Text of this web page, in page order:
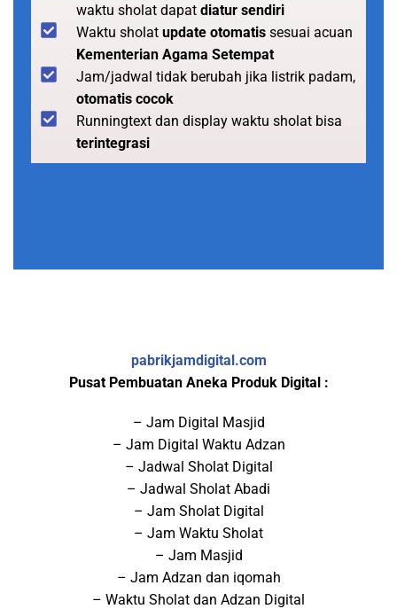
waktu sholat dapat diatur sendiri
Waktu sholat update otomatis sesuai acuan
Kementerian Agama Setempat
Jam/jadwal tidak berubah jika listrik padam,
otomatis cocok
Runningtext dan display waktu sholat bisa
terintegrasi
pabrikjamdigital.com
Pusat Pembuatan Aneka Produk Digital :
– Jam Digital Masjid
– Jam Digital Waktu Adzan
– Jadwal Sholat Digital
– Jadwal Sholat Abadi
– Jam Sholat Digital
– Jam Waktu Sholat
– Jam Masjid
– Jam Adzan dan iqomah
– Waktu Sholat dan Adzan Digital